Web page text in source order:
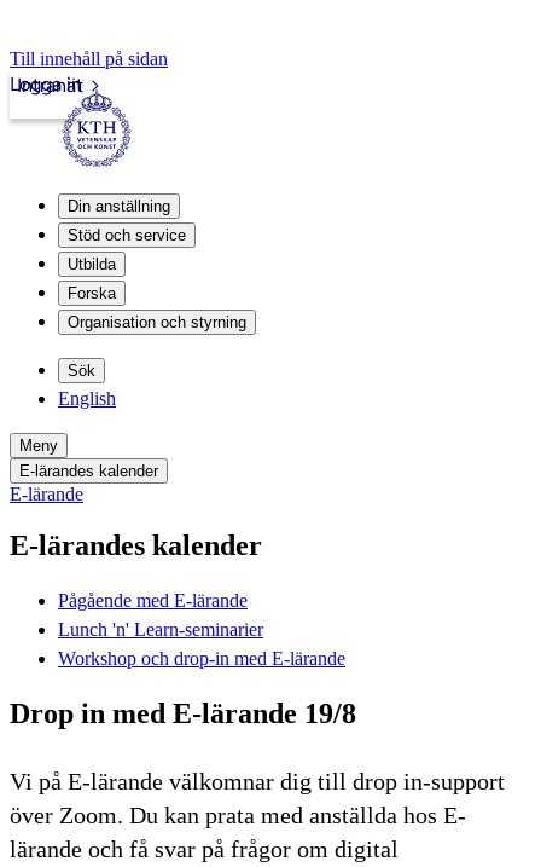
Till innehåll på sidan
Intranät
Logga in
Din anställning
Stöd och service
Utbilda
Forska
Organisation och styrning
Sök
English
Meny
E-lärandes kalender
E-lärande
E-lärandes kalender
Pågående med E-lärande
Lunch 'n' Learn-seminarier
Workshop och drop-in med E-lärande
Drop in med E-lärande 19/8
Vi på E-lärande välkomnar dig till drop in-support
över Zoom. Du kan prata med anställda hos E-
lärande och få svar på frågor om digital